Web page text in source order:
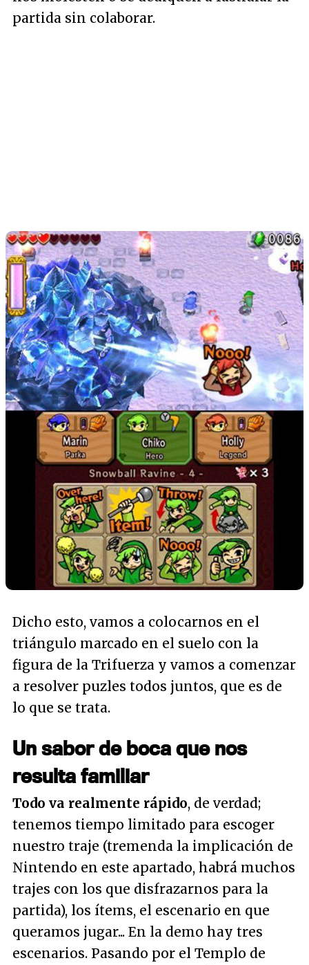
partida sin colaborar.
Dicho esto, vamos a colocarnos en el
triángulo marcado en el suelo con la
figura de la Trifuerza y vamos a comenzar
a resolver puzles todos juntos, que es de
lo que se trata.
Un sabor de boca que nos
resulta familiar
Todo va realmente rápido, de verdad;
tenemos tiempo limitado para escoger
nuestro traje (tremenda la implicación de
Nintendo en este apartado, habrá muchos
trajes con los que disfrazarnos para la
partida), los ítems, el escenario en que
queramos jugar... En la demo hay tres
escenarios. Pasando por el Templo de